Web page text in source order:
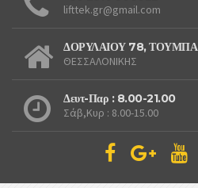
lifttek.gr@gmail.com
ΔΟΡΥΛΑΙΟΥ 78, ΤΟΥΜΠΑ
ΘΕΣΣΑΛΟΝΙΚΗΣ
Δευτ-Παρ : 8.00-21.00
Σάβ,Κυρ : 8.00-15.00